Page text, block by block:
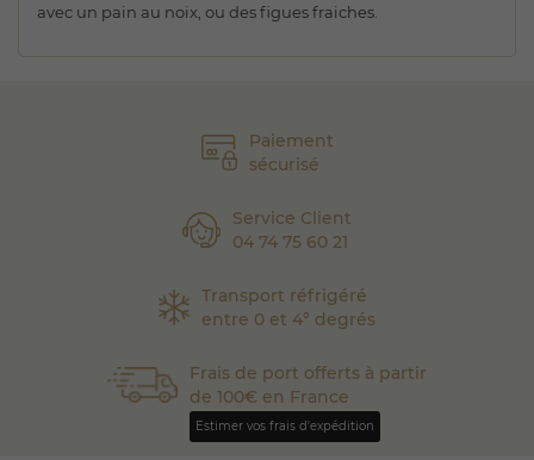
Paiement
sécurisé
Service Client
04 74 75 60 21
Transport réfrigéré
entre 0 et 4° degrés
Frais de port offerts à partir
de 100€ en France
Estimer vos frais d'expédition
avec un pain au noix, ou des figues fraiches.